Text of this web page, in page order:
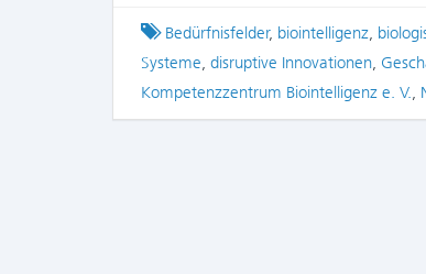
Tagged
Bedürfnisfelder, biointelligenz,
Systeme, disruptive Innovationen,
Kompetenzzentrum Biointelligenz e. V.,